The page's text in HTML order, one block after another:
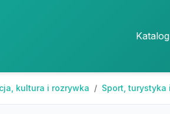
Katalog
kultura i rozrywka Sport, turystyka